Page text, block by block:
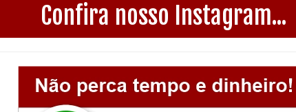
Confira nosso Instagram...